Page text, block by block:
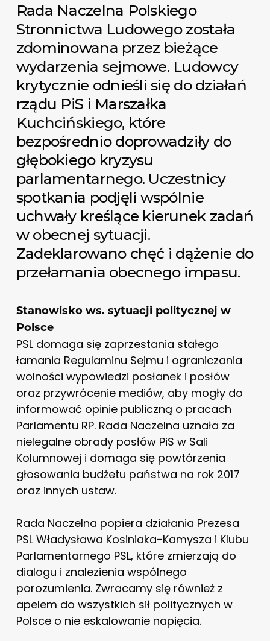
Rada Naczelna Polskiego
Stronnictwa Ludowego została
zdominowana przez bieżące
wydarzenia sejmowe. Ludowcy
krytycznie odnieśli się do działań
rządu PiS i Marszałka
Kuchcińskiego, które
bezpośrednio doprowadziły do
głębokiego kryzysu
parlamentarnego. Uczestnicy
spotkania podjęli wspólnie
uchwały kreślące kierunek zadań
w obecnej sytuacji.
Zadeklarowano chęć i dążenie do
przełamania obecnego impasu.
Stanowisko ws. sytuacji politycznej w
Polsce
PSL domaga się zaprzestania stałego
łamania Regulaminu Sejmu i ograniczania
wolności wypowiedzi posłanek i posłów
oraz przywrócenie mediów, aby mogły do
informować opinie publiczną o pracach
Parlamentu RP. Rada Naczelna uznała za
nielegalne obrady posłów PiS w Sali
Kolumnowej i domaga się powtórzenia
głosowania budżetu państwa na rok 2017
oraz innych ustaw.
Rada Naczelna popiera działania Prezesa
PSL Władysława Kosiniaka-Kamysza i Klubu
Parlamentarnego PSL, które zmierzają do
dialogu i znalezienia wspólnego
porozumienia. Zwracamy się również z
apelem do wszystkich sił politycznych w
Polsce o nie eskalowanie napięcia.